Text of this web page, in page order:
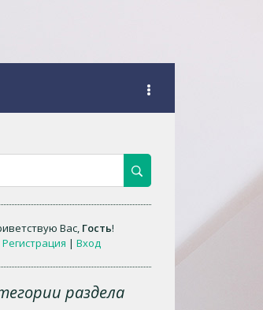
Вас, Гость!
Регистрация |Вход
раздела